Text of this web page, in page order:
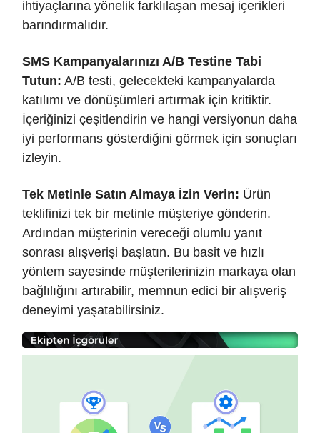
ihtiyaçlarına yönelik farklılaşan mesaj içerikleri
barındırmalıdır.
SMS Kampanyalarınızı A/B Testine Tabi
Tutun: A/B testi, gelecekteki kampanyalarda
katılımı ve dönüşümleri artırmak için kritiktir.
İçeriğinizi çeşitlendirin ve hangi versiyonun daha
iyi performans gösterdiğini görmek için sonuçları
izleyin.
Tek Metinle Satın Almaya İzin Verin: Ürün
teklifinizi tek bir metinle müşteriye gönderin.
Ardından müşterinin vereceği olumlu yanıt
sonrası alışverişi başlatın. Bu basit ve hızlı
yöntem sayesinde müşterilerinizin markaya olan
bağlılığını artırabilir, memnun edici bir alışveriş
deneyimi yaşatabilirsiniz.